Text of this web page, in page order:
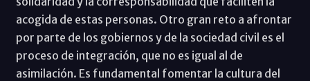
acogida de estas personas. Otro gran reto a afrontar
por parte de los gobiernos y de la sociedad civil es el
proceso de integración, que no es igual al de
asimilación. Es fundamental fomentar la cultura del